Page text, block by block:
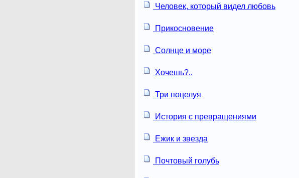
Человек, который видел любовь
Прикосновение
Солнце и море
Хочешь?..
Три поцелуя
История с превращениями
Ежик и звезда
Почтовый голубь